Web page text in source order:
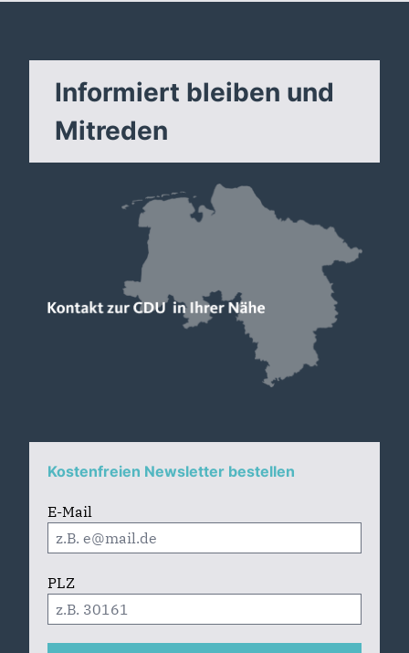
Informiert bleiben und
Mitreden
Kostenfreien Newsletter bestellen
E-Mail
PLZ